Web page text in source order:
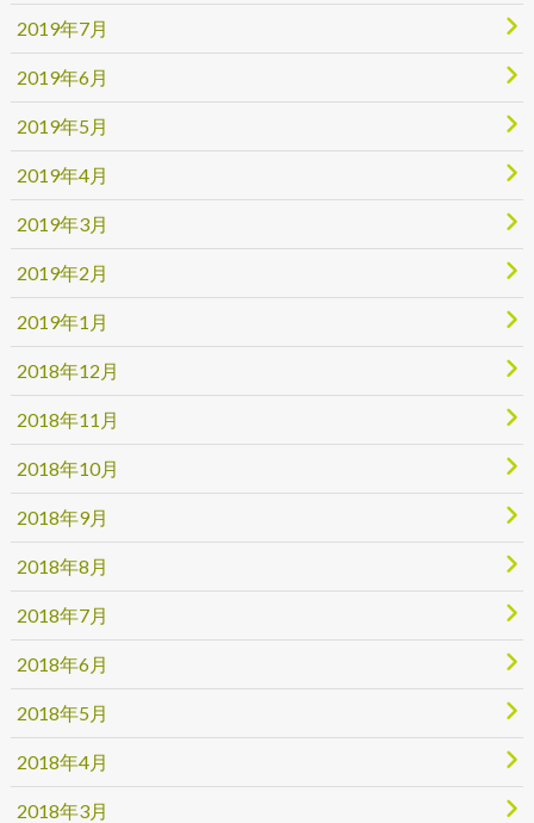
2019年7月
2019年6月
2019年5月
2019年4月
2019年3月
2019年2月
2019年1月
2018年12月
2018年11月
2018年10月
2018年9月
2018年8月
2018年7月
2018年6月
2018年5月
2018年4月
2018年3月